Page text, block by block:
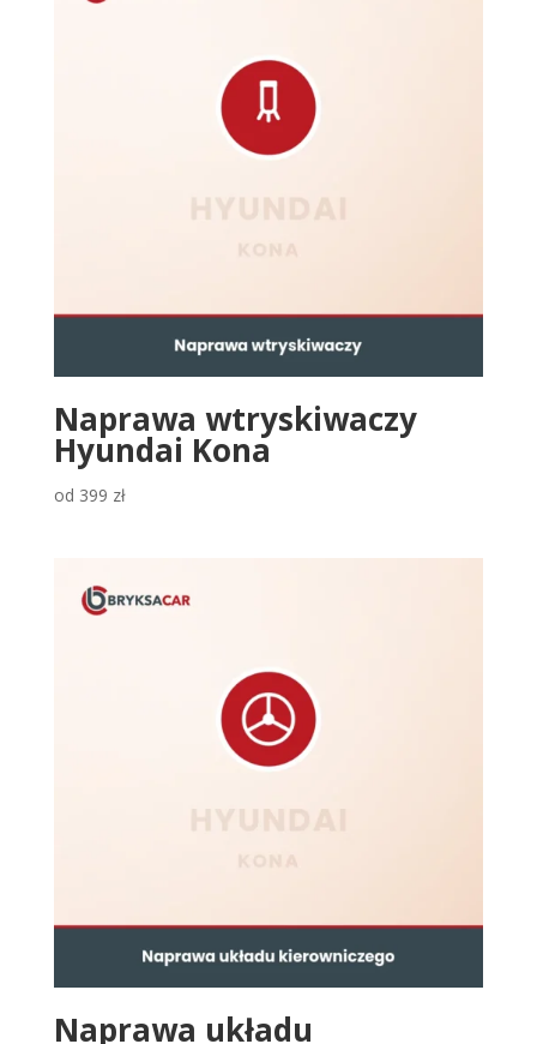
Naprawa wtryskiwaczy
Hyundai Kona
od 399 zł
Naprawa układu